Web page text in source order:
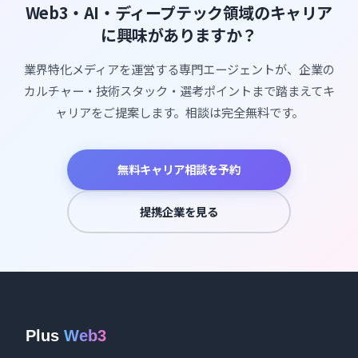
Web3・AI・ディープテック領域のキャリア
に興味がありますか？
業界特化メディアを運営する専門エージェントが、企業の
カルチャー・技術スタック・選考ポイントまで踏まえてキ
ャリアをご提案します。相談は完全無料です。
無料キャリア相談を予約
提携企業を見る
Plus Web3